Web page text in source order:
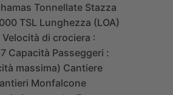
Tonnellate Stazza
TSL Lunghezza (LOA)
Velocità di crociera :
Capacità Passeggeri :
massima) Cantiere
Monfalcone